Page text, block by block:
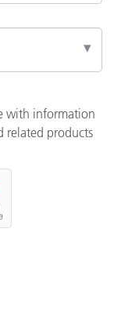
with information
related products